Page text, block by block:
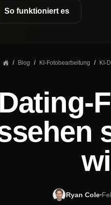
So funktioniert es
/ Blog / KI-Fotobearbeitung / KI-
Ryan Cole